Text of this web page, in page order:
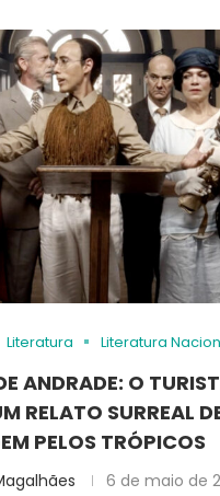
Literatura Literatura
ANDRADE: O
RELATO SURREAL
PELOS TRÓPICOS
6 de maio de